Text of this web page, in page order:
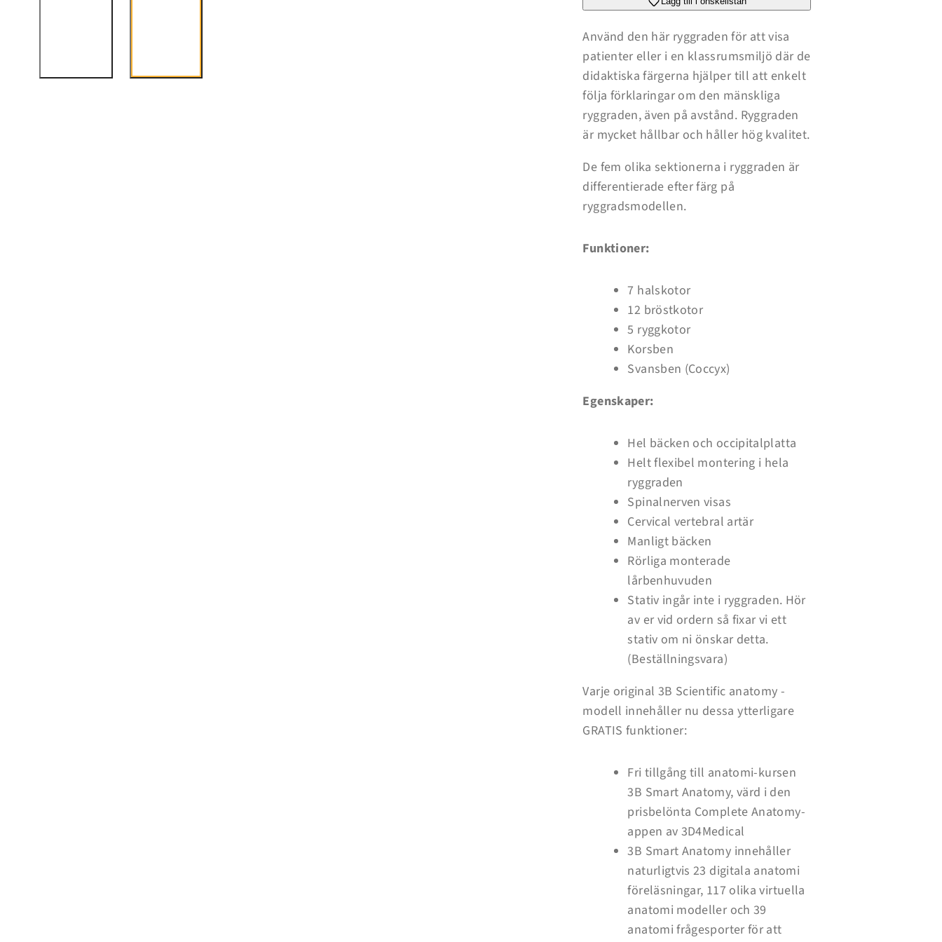
-
Smart
Anatomy
-
Smart
Anatomy
Använd den här ryggraden för att visa
patienter eller i en klassrumsmiljö där de
didaktiska färgerna hjälper till att enkelt
följa förklaringar om den mänskliga
ryggraden, även på avstånd. Ryggraden
är mycket hållbar och håller hög kvalitet.
De fem olika sektionerna i ryggraden är
differentierade efter färg på
ryggradsmodellen.
Funktioner:
7 halskotor
12 bröstkotor
5 ryggkotor
Korsben
Svansben (Coccyx)
Egenskaper:
Hel bäcken och occipitalplatta
Helt flexibel montering i hela
ryggraden
Spinalnerven visas
Cervical vertebral artär
Manligt bäcken
Rörliga monterade
lårbenhuvuden
Stativ ingår inte i ryggraden. Hör
av er vid ordern så fixar vi ett
stativ om ni önskar detta.
(Beställningsvara)
Varje original 3B Scientific anatomy -
modell innehåller nu dessa ytterligare
GRATIS funktioner:
Fri tillgång till anatomi-kursen
3B Smart Anatomy, värd i den
prisbelönta Complete Anatomy-
appen av 3D4Medical
3B Smart Anatomy innehåller
naturligtvis 23 digitala anatomi
föreläsningar, 117 olika virtuella
anatomi modeller och 39
anatomi frågesporter för att